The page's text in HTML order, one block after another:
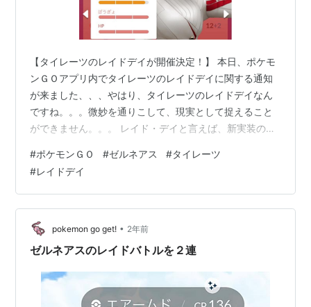
【タイレーツのレイドデイが開催決定！】 本日、ポケモ
ンＧＯアプリ内でタイレーツのレイドデイに関する通知
が来ました、、、やはり、タイレーツのレイドデイなん
ですね。。。微妙を通りこして、現実として捉えること
ができません。。。 レイド・デイと言えば、新実装のメ
のイメージがありますが、今回は、、、一応、色違い新
実装なので狙う価値はあると思いますが、バトルではあ
まり活躍していないので使っていくかは不明です。 ↑こ
ちらみんポケさんのまとめですが、どうやら有料チケッ
トを買うとふしぎなアメXLの獲得率が上がるとのことで
すが、先日のレイド・デイでふしぎなアメXL…
#ポケモンＧＯ #ゼルネアス #タイレーツ
#レイドデイ
pokemon go get! • 2年前
ゼルネアスのレイドバトルを２連